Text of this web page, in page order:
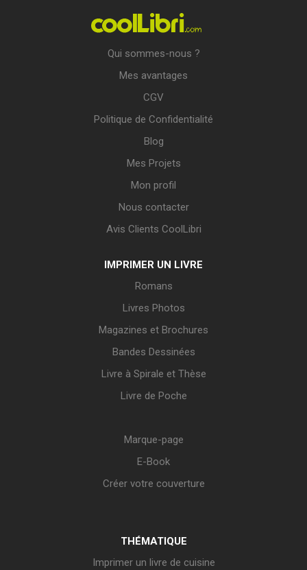
Qui sommes-nous ?
Mes avantages
CGV
Politique de Confidentialité
Blog
Mes Projets
Mon profil
Nous contacter
Avis Clients CoolLibri
IMPRIMER UN LIVRE
Romans
Livres Photos
Magazines et Brochures
Bandes Dessinées
Livre à Spirale et Thèse
Livre de Poche
Marque-page
E-Book
Créer votre couverture
THÉMATIQUE
Imprimer un livre de cuisine